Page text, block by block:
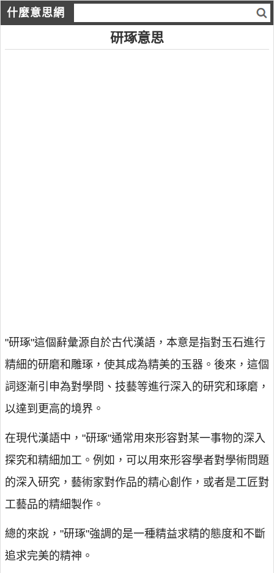
什麼意思網
研琢意思
"研琢"這個辭彙源自於古代漢語，本意是指對玉石進行
精細的研磨和雕琢，使其成為精美的玉器。後來，這個
詞逐漸引申為對學問、技藝等進行深入的研究和琢磨，
以達到更高的境界。
在現代漢語中，"研琢"通常用來形容對某一事物的深入
探究和精細加工。例如，可以用來形容學者對學術問題
的深入研究，藝術家對作品的精心創作，或者是工匠對
工藝品的精細製作。
總的來說，"研琢"強調的是一種精益求精的態度和不斷
追求完美的精神。